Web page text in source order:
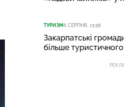
ТУРИЗМ6 СЕРПНЯ, 15:58
Закарпатські
більше